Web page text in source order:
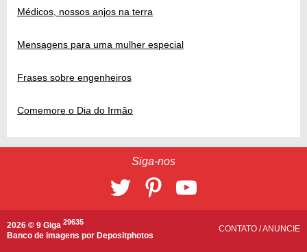
Médicos, nossos anjos na terra
Mensagens para uma mulher especial
Frases sobre engenheiros
Comemore o Dia do Irmão
Siga-nos
2026 © 9 Giga 29635
Banco de imagens por Depositphotos
CONTATO /ANUNCIE